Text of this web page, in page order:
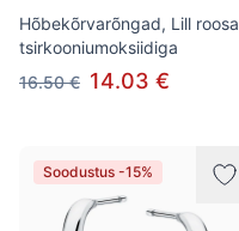
Hõbekõrvarõngad, Lill roosa
tsirkooniumoksiidiga
16.50 € 14.03 €
Soodustus -15%